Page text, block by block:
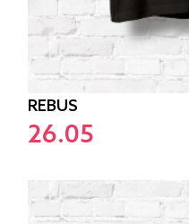
REBUS
26.05